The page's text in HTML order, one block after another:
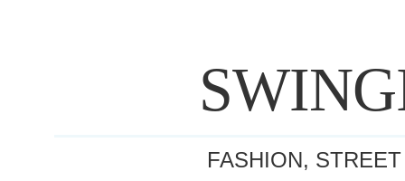
FASHION,